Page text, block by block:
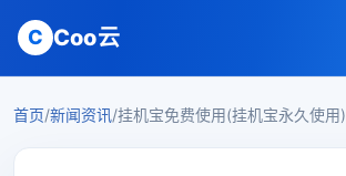
C Coo云
首页/新闻资讯/挂机宝免费使用(挂机宝永久使用)